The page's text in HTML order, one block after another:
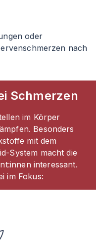
oder
nach
Schmerzen
im Körper
Besonders
mit dem
System macht die
:innen interessant.
im Fokus: